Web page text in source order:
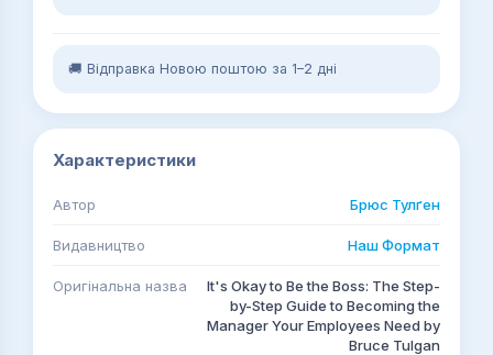
🚚 Відправка Новою поштою за 1–2 дні
Характеристики
Автор Брюс Тулґен
Видавництво Наш Формат
Оригінальна назва
It's Okay to Be the Boss: The Step-
by-Step Guide to Becoming the
Manager Your Employees Need by
Bruce Tulgan